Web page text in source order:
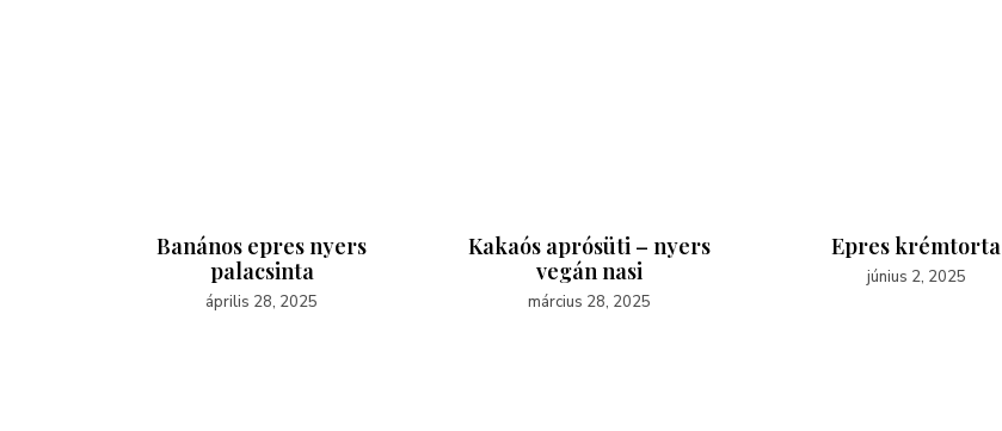
Banános epres nyers
palacsinta
április 28, 2025
Kakaós aprósüti – nyers
vegán nasi
március 28, 2025
Epres krémtorta
június 2, 2025